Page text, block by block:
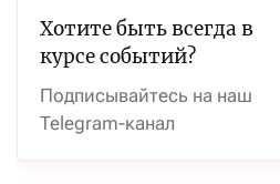
Хотите быть всегда в
курсе событий?
Подписывайтесь на наш
Telegram-канал